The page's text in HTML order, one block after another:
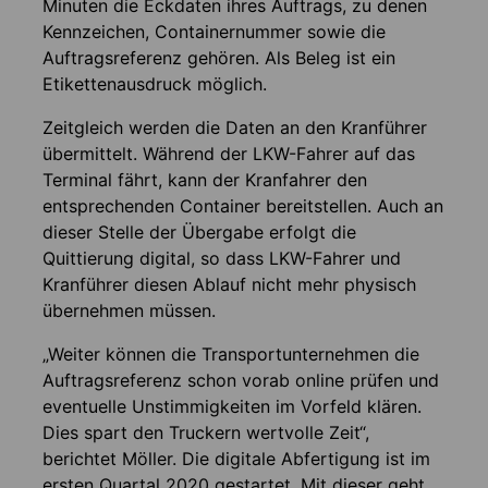
Minuten die Eckdaten ihres Auftrags, zu denen
Kennzeichen, Containernummer sowie die
Auftragsreferenz gehören. Als Beleg ist ein
Etikettenausdruck möglich.
Zeitgleich werden die Daten an den Kranführer
übermittelt. Während der LKW-Fahrer auf das
Terminal fährt, kann der Kranfahrer den
entsprechenden Container bereitstellen. Auch an
dieser Stelle der Übergabe erfolgt die
Quittierung digital, so dass LKW-Fahrer und
Kranführer diesen Ablauf nicht mehr physisch
übernehmen müssen.
„Weiter können die Transportunternehmen die
Auftragsreferenz schon vorab online prüfen und
eventuelle Unstimmigkeiten im Vorfeld klären.
Dies spart den Truckern wertvolle Zeit“,
berichtet Möller. Die digitale Abfertigung ist im